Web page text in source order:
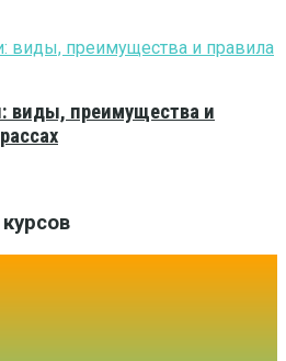
виды, преимущества и